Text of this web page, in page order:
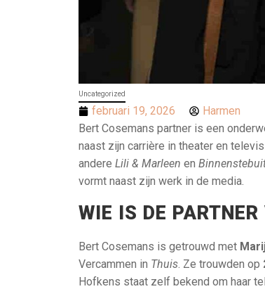
Uncategorized
februari 19, 2026
Harmen
Bert Cosemans partner is een
naast zijn carrière in theater en
andere Lili & Marleen en
vormt naast zijn werk in de media.
WIE IS DE
Bert Cosemans is getrouwd met
Vercammen in Thuis . Ze trouwden op
Hofkens staat zelf bekend om haar